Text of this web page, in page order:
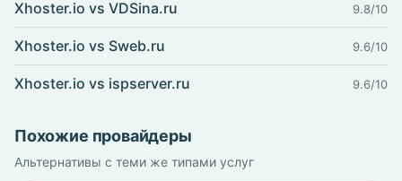
Xhoster.io vs VDSina.ru 9.8/10
Xhoster.io vs Sweb.ru 9.6/10
Xhoster.io vs ispserver.ru 9.6/10
Похожие провайдеры
Альтернативы с теми же типами услуг